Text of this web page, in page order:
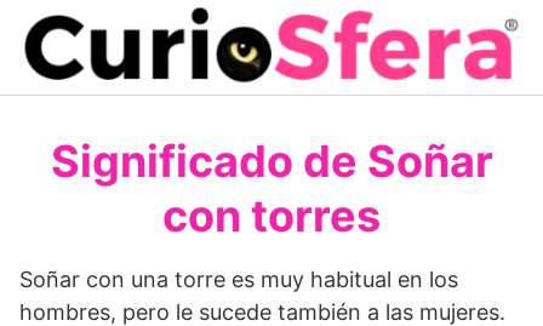
Saltar
contenido
Significado de Soñar
con torres
Soñar con una torre es muy habitual en los
hombres, pero le sucede también a las mujeres.